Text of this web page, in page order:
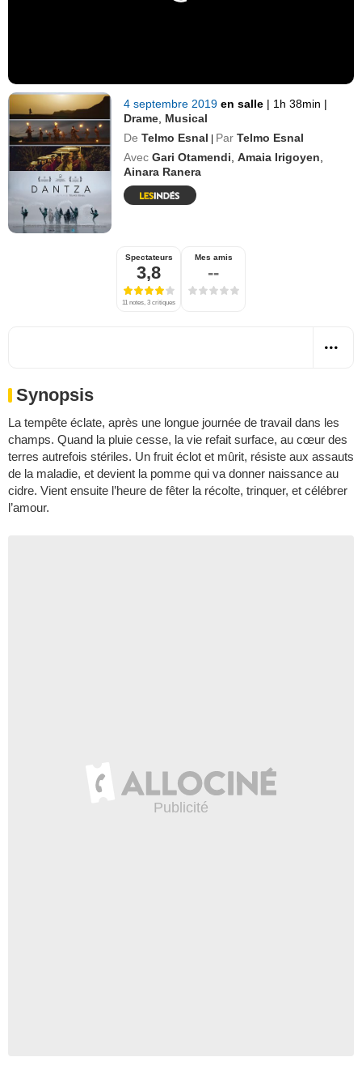
4 septembre 2019en salle | 1h 38min |
Drame Musical
De Telmo Esnal | Par Telmo Esnal
Avec Gari Otamendi ,Amaia Irigoyen
Ainara Ranera
Spectateurs
3,8
11 notes, 3 critiques
Mes amis
--
Synopsis
La tempête éclate, après une longue journée de travail dans les
champs. Quand la pluie cesse, la vie refait surface, au cœur des
terres autrefois stériles. Un fruit éclot et mûrit, résiste aux assauts
de la maladie, et devient la pomme qui va donner naissance au
cidre. Vient ensuite l’heure de fêter la récolte, trinquer, et célébrer
l’amour.